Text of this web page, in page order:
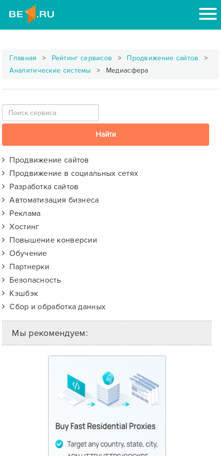
Главная Рейтинг сервисов
Продвижение сайтов
Аналитические системы
Медиасфера
Продвижение сайтов
Продвижение в социальных сетях
Разработка сайтов
Автоматизация бизнеса
Реклама
Хостинг
Повышение конверсии
Обучение
Партнерки
Безопасность
Кэшбэк
Сбор и обработка данных
Мы рекомендуем: